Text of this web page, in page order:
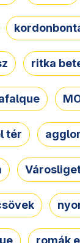
ritka
tér
romák